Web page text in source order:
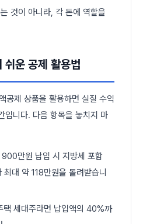
것이 아니라, 각 돈에 역할을
쉬운 공제 활용법
공제 상품을 활용하면 실질 수익
입니다. 다음 항목을 놓치지 마
900만원 납입 시 지방세 포함
대 약 118만원을 돌려받습니
택 세대주라면 납입액의 40%까